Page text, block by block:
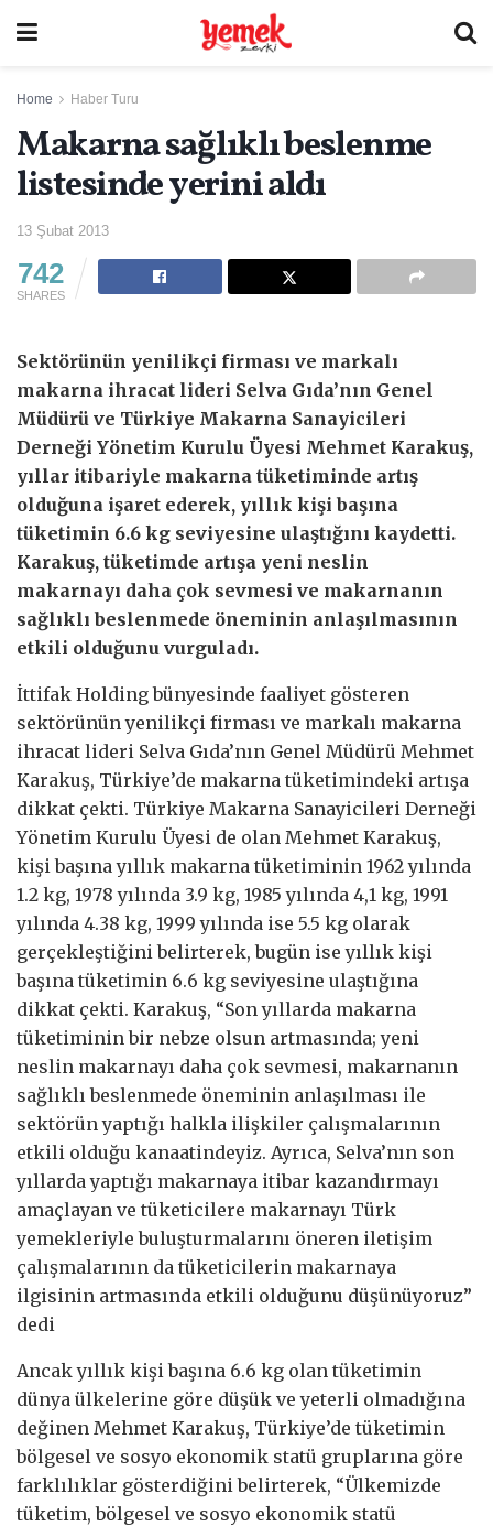
Home Haber Turu
Makarna sağlıklı beslenme
listesinde yerini aldı
13 Şubat 2013
742
SHARES
Sektörünün yenilikçi firması ve markalı
makarna ihracat lideri Selva Gıda’nın Genel
Müdürü ve Türkiye Makarna Sanayicileri
Derneği Yönetim Kurulu Üyesi Mehmet Karakuş,
yıllar itibariyle makarna tüketiminde artış
olduğuna işaret ederek, yıllık kişi başına
tüketimin 6.6 kg seviyesine ulaştığını kaydetti.
Karakuş, tüketimde artışa yeni neslin
makarnayı daha çok sevmesi ve makarnanın
sağlıklı beslenmede öneminin anlaşılmasının
etkili olduğunu vurguladı.
İttifak Holding bünyesinde faaliyet gösteren
sektörünün yenilikçi firması ve markalı makarna
ihracat lideri Selva Gıda’nın Genel Müdürü Mehmet
Karakuş, Türkiye’de makarna tüketimindeki artışa
dikkat çekti. Türkiye Makarna Sanayicileri Derneği
Yönetim Kurulu Üyesi de olan Mehmet Karakuş,
kişi başına yıllık makarna tüketiminin 1962 yılında
1.2 kg, 1978 yılında 3.9 kg, 1985 yılında 4,1 kg, 1991
yılında 4.38 kg, 1999 yılında ise 5.5 kg olarak
gerçekleştiğini belirterek, bugün ise yıllık kişi
başına tüketimin 6.6 kg seviyesine ulaştığına
dikkat çekti. Karakuş, “Son yıllarda makarna
tüketiminin bir nebze olsun artmasında; yeni
neslin makarnayı daha çok sevmesi, makarnanın
sağlıklı beslenmede öneminin anlaşılması ile
sektörün yaptığı halkla ilişkiler çalışmalarının
etkili olduğu kanaatindeyiz. Ayrıca, Selva’nın son
yıllarda yaptığı makarnaya itibar kazandırmayı
amaçlayan ve tüketicilere makarnayı Türk
yemekleriyle buluşturmalarını öneren iletişim
çalışmalarının da tüketicilerin makarnaya
ilgisinin artmasında etkili olduğunu düşünüyoruz”
dedi
Ancak yıllık kişi başına 6.6 kg olan tüketimin
dünya ülkelerine göre düşük ve yeterli olmadığına
değinen Mehmet Karakuş, Türkiye’de tüketimin
bölgesel ve sosyo ekonomik statü gruplarına göre
farklılıklar gösterdiğini belirterek, “Ülkemizde
tüketim, bölgesel ve sosyo ekonomik statü